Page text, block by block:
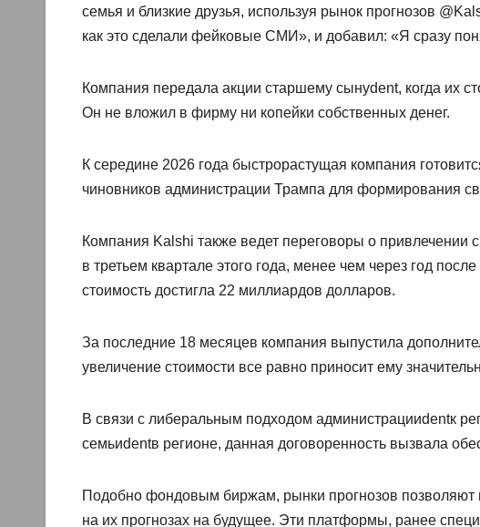
семья и близкие друзья, используя рынок прогнозов
как это сделали фейковые СМИ», и добавил: «Я сразу
Компания передала акции старшему сынуdent, когда их
Он не вложил в фирму ни копейки собственных денег.
К середине 2026 года быстрорастущая компания
чиновников администрации Трампа для формирования
Компания Kalshi также ведет переговоры о
в третьем квартале этого года, менее чем через год
стоимость достигла 22 миллиардов долларов.
За последние 18 месяцев компания выпустила
увеличение стоимости все равно приносит ему
В связи с либеральным подходом администрацииdentк
семьиdentв регионе, данная договоренность вызвала
Подобно фондовым биржам, рынки прогнозов позволяют
на их прогнозах на будущее. Эти платформы, ранее